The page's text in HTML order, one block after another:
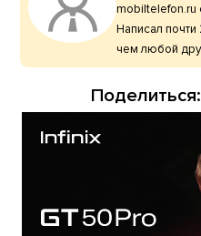
mobiltelefon.ru
Написал
чем любой
Поделиться: